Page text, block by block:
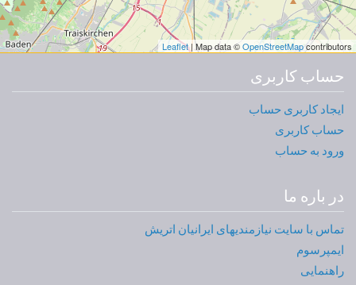
Leaflet| Map data ©OpenStreetMapcontributors
حساب کاربری
ایجاد کاربری حساب
حساب کاربری
ورود به حساب
در باره ما
تماس با سایت نیازمندیهای ایرانیان اتریش
ایمپرسوم
راهنمایی